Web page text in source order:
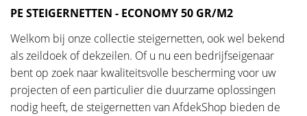
PE STEIGERNETTEN - ECONOMY 50 GR/M2
Welkom bij onze collectie steigernetten, ook wel bekend
als zeildoek of dekzeilen. Of u nu een bedrijfseigenaar
bent op zoek naar kwaliteitsvolle bescherming voor uw
projecten of een particulier die duurzame oplossingen
nodig heeft, de steigernetten van AfdekShop bieden de